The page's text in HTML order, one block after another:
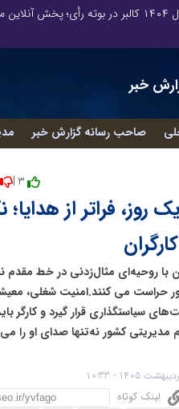
خبر
صاحب رسانه گزارش خبر
3 |
روز، فراتر از
با روحیه‌ای مثال‌زدنی در خط مقدم
حراست می کنند.امنیت شغلی،
سیاستگذاری قرار گیرد و کارگر
مدیریتی کشور نه‌تنها صدای او را
لینک کوتاه